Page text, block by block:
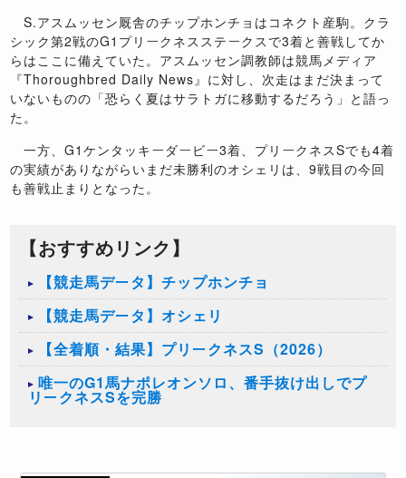
S.アスムッセン厩舎のチップホンチョはコネクト産駒。クラ
シック第2戦のG1プリークネスステークスで3着と善戦してか
らはここに備えていた。アスムッセン調教師は競馬メディア
『Thoroughbred Daily News』に対し、次走はまだ決まって
いないものの「恐らく夏はサラトガに移動するだろう」と語っ
た。
一方、G1ケンタッキーダービー3着、プリークネスSでも4着
の実績がありながらいまだ未勝利のオシェリは、9戦目の今回
も善戦止まりとなった。
【おすすめリンク】
【競走馬データ】チップホンチョ
【競走馬データ】オシェリ
【全着順・結果】プリークネスS（2026）
唯一のG1馬ナポレオンソロ、番手抜け出しでプ
リークネスSを完勝